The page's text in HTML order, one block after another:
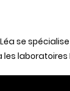
se
laboratoires